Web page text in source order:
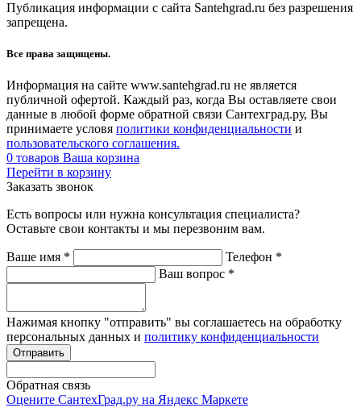
Публикация информации с сайта Santehgrad.ru без разрешения
запрещена.
Все права защищены.
Информация на сайте www.santehgrad.ru не является
публичной офертой. Каждый раз, когда Вы оставляете свои
данные в любой форме обратной связи Сантехград.ру, Вы
принимаете условя политики конфиденциальности и
пользовательского соглашения.
0 товаров Ваша корзина
Перейти в корзину
Заказать звонок
Есть вопросы или нужна консультация специалиста?
Оставьте свои контакты и мы перезвоним вам.
Ваше имя * Телефон *
Ваш вопрос *
Нажимая кнопку "отправить" вы соглашаетесь на обработку
персональных данных и политику конфиденциальности
Обратная связь
Оцените СантехГрад.ру на Яндекс Маркете